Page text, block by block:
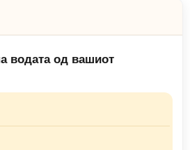
водата од вашиот